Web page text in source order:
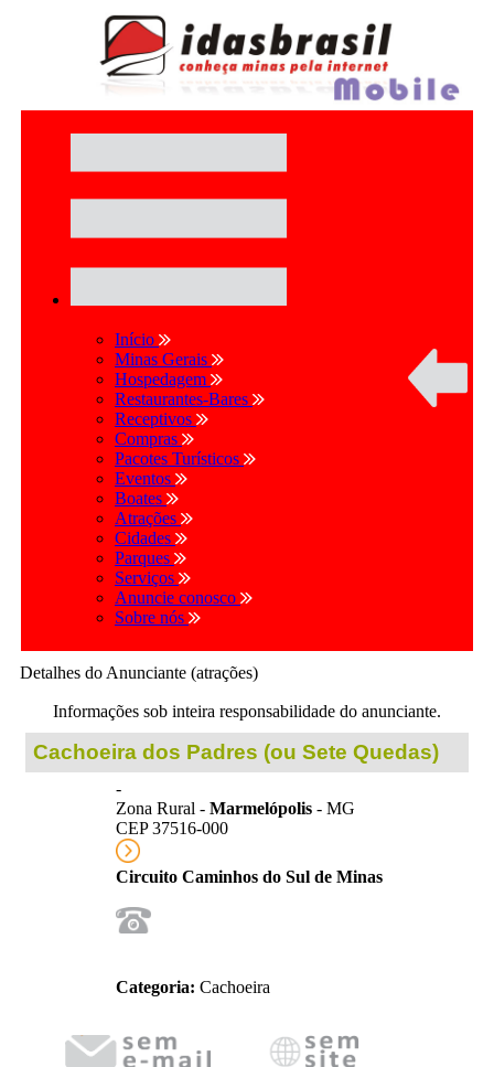
Início
Minas Gerais
Hospedagem
Restaurantes-Bares
Receptivos
Compras
Pacotes Turísticos
Eventos
Boates
Atrações
Cidades
Parques
Serviços
Anuncie conosco
Sobre nós
Detalhes do Anunciante (atrações)
Informações sob inteira responsabilidade do anunciante.
Cachoeira dos Padres (ou Sete Quedas)
-
Zona Rural - Marmelópolis - MG
CEP 37516-000
Circuito Caminhos do Sul de Minas
Categoria: Cachoeira